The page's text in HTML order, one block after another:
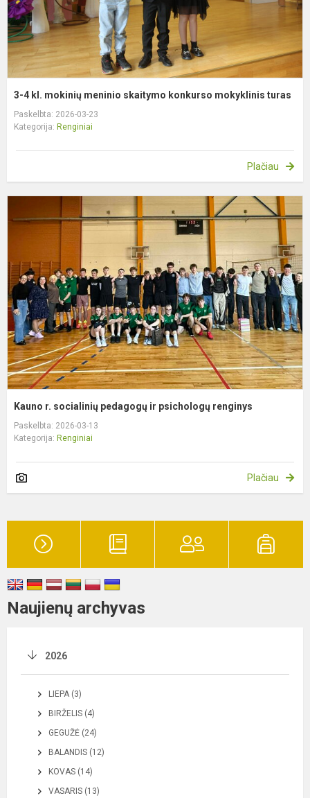
3-4 kl. mokinių meninio skaitymo konkurso mokyklinis turas
Paskelbta: 2026-03-23
Kategorija: Renginiai
Plačiau
Kauno r. socialinių pedagogų ir psichologų renginys
Paskelbta: 2026-03-13
Kategorija: Renginiai
Plačiau
Naujienų archyvas
2026
LIEPA (3)
BIRŽELIS (4)
GEGUŽĖ (24)
BALANDIS (12)
KOVAS (14)
VASARIS (13)